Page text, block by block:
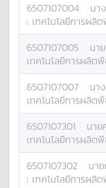
6507107004 นา
: เทคโนโลยีการผลิ
6507107005 นาย
เทคโนโลยีการผลิต
6507107007 นา
เทคโนโลยีการผลิต
6507107301 นาย
เทคโนโลยีการผลิต
6507107302 นาย
: เทคโนโลยีการผลิ